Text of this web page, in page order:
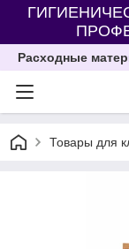
Расходные
Товары для